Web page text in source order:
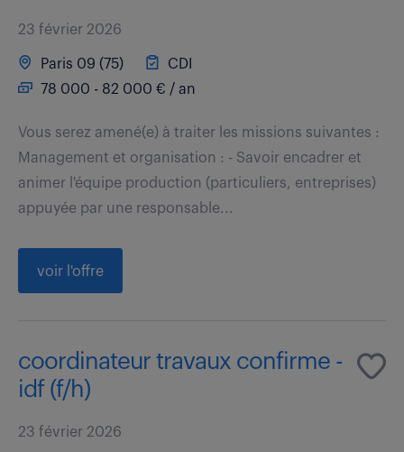
23 février 2026
Paris 09 (75)
CDI
78 000 - 82 000 € / an
Vous serez amené(e) à traiter les missions suivantes :
Management et organisation : - Savoir encadrer et
animer l'équipe production (particuliers, entreprises)
appuyée par une responsable...
voir l'offre
coordinateur travaux confirme -
idf (f/h)
23 février 2026